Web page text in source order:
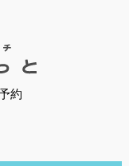
約